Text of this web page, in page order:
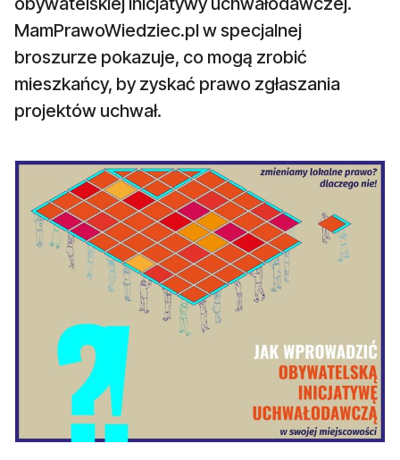
MamPrawoWiedziec.pl w specjalnej
broszurze pokazuje, co mogą zrobić
mieszkańcy, by zyskać prawo zgłaszania
projektów uchwał.